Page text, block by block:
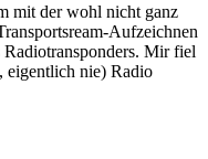
mit der wohl nicht ganz
Aufzeichnen
Mir fiel
eigentlich nie) Radio